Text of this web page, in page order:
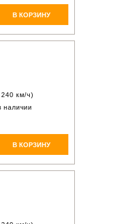
В КОРЗИНУ
240 км/ч)
наличии
В КОРЗИНУ